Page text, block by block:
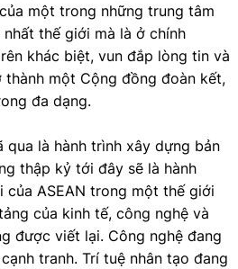
một trong những trung tâm
thế giới mà là ở chính
khác biệt, vun đắp lòng tin và
một Cộng đồng đoàn kết,
đa dạng.
qua là hành trình xây dựng bản
thập kỷ tới đây sẽ là hành
ASEAN trong một thế giới
của kinh tế, công nghệ và
được viết lại. Công nghệ đang
tranh. Trí tuệ nhân tạo đang